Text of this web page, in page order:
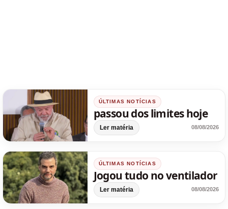
ÚLTIMAS NOTÍCIAS
passou dos limites hoje
Ler matéria 08/08/2026
ÚLTIMAS NOTÍCIAS
Jogou tudo no ventilador
Ler matéria 08/08/2026